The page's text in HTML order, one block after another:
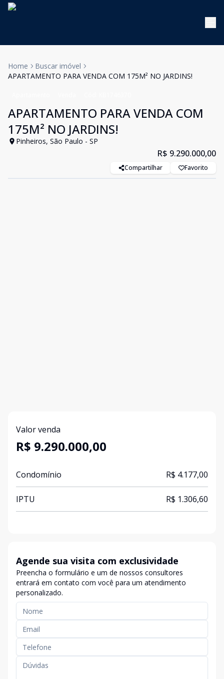
Home
Buscar imóvel
APARTAMENTO PARA VENDA COM 175M² NO JARDINS!
APARTAMENTO PARA VENDA COM
175M² NO JARDINS!
Pinheiros, São Paulo - SP
R$ 9.290.000,00
Compartilhar Favorito
Valor venda
R$ 9.290.000,00
Condomínio R$ 4.177,00
IPTU R$ 1.306,60
Agende sua visita com exclusividade
Preencha o formulário e um de nossos consultores
entrará em contato com você para um atendimento
personalizado.